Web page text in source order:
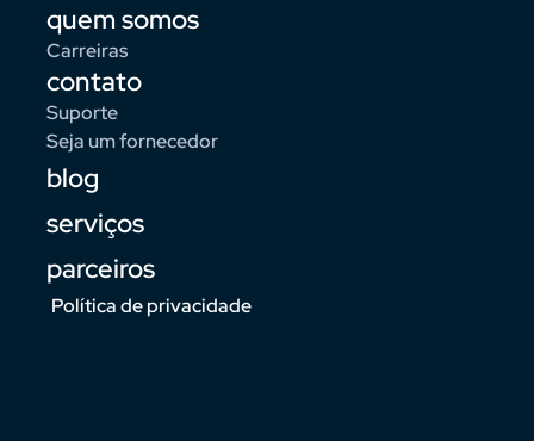
quem somos
Carreiras
contato
Suporte
Seja um fornecedor
blog
serviços
parceiros
Política de privacidade